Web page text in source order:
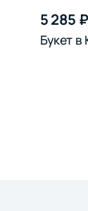
5 285 ₽
Букет